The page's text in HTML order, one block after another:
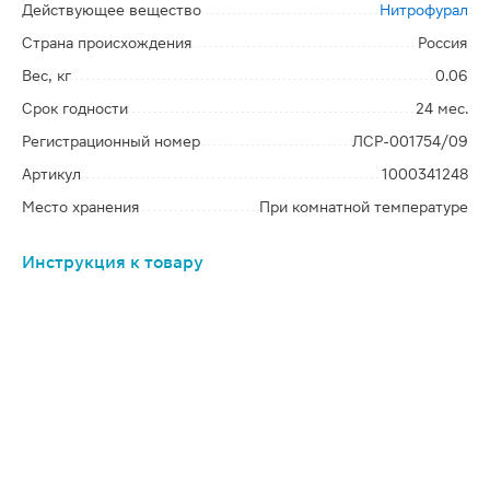
Действующее вещество
Нитрофурал
Страна происхождения
Россия
Вес, кг
0.06
Срок годности
24 мес.
Регистрационный номер
ЛСР-001754/09
Артикул
1000341248
Место хранения
При комнатной температуре
Инструкция к товару